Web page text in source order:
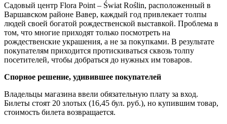
Садовый центр Flora Point – Świat Roślin, расположенный в
Варшавском районе Вавер, каждый год привлекает толпы
людей своей богатой рождественской выставкой. Проблема в
том, что многие приходят только посмотреть на
рождественские украшения, а не за покупками. В результате
покупателям приходится протискиваться сквозь толпу
посетителей, чтобы добраться до нужных им товаров.
Спорное решение, удивившее покупателей
Владельцы магазина ввели обязательную плату за вход.
Билеты стоят 20 злотых (16,45 бул. руб.), но купившим товар,
стоимость билета возвращается.